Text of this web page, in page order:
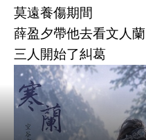
莫遠養傷期間
薛盈夕帶他去看文人蘭
三人開始了糾葛